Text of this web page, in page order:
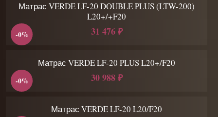
Матрас VERDE LF-20 DOUBLE PLUS (LTW-200)
L20+/+F20
31 476 ₽
-0%
Матрас VERDE LF-20 PLUS L20+/F20
30 988 ₽
-0%
Матрас VERDE LF-20 L20/F20